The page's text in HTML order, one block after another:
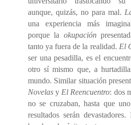
aunque, quizás, no para mal.
una experiencia más
porque la okupación
tanto ya fuera de la realidad. El
ser una pesadilla, es el
otro sí mismo que, a
mundo. Similar situación
Novelasy El Reencuentro: dos
no se cruzaban, hasta que
resultados serán devastadores.